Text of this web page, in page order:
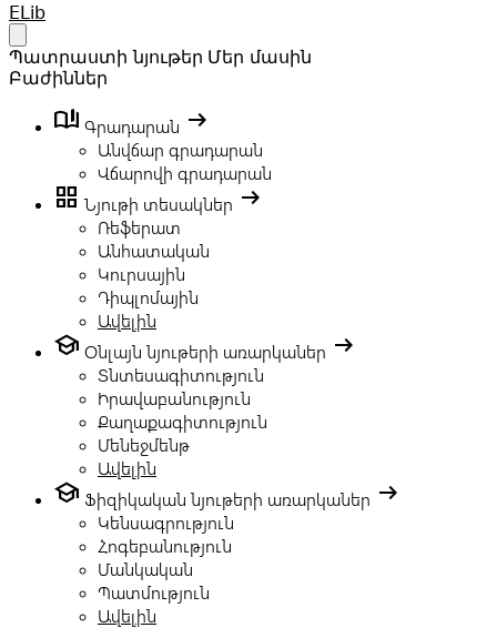
Your Company
ELib
Պատրաստի նյութեր Մեր մասին
Բաժիններ
book_ribbon Գրադարան arrow_right_alt
Անվճար գրադարան
Վճարովի գրադարան
grid_view Նյութի տեսակներ arrow_right_alt
Ռեֆերատ
Անհատական
Կուրսային
Դիպլոմային
Ավելին
school Օնլայն նյութերի առարկաներ arrow_right_alt
Տնտեսագիտություն
Իրավաբանություն
Քաղաքագիտություն
Մենեջմենթ
Ավելին
school Ֆիզիկական նյութերի առարկաներ arrow_right_alt
Կենսագրություն
Հոգեբանություն
Մանկական
Պատմություն
Ավելին